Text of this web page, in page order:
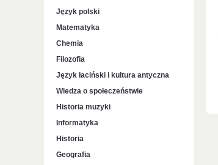
Język polski
Matematyka
Chemia
Filozofia
Język łaciński i kultura antyczna
Wiedza o społeczeństwie
Historia muzyki
Informatyka
Historia
Geografia